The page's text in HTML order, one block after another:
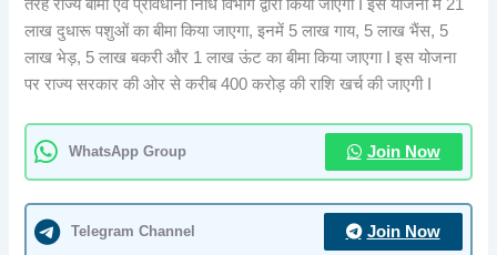
तरह राज्य बीमा एवं प्रावधानी निधि विभाग द्वारा किया जाएगा I इस योजना में 21
लाख दुधारू पशुओं का बीमा किया जाएगा, इनमें 5 लाख गाय, 5 लाख भैंस, 5
लाख भेड़, 5 लाख बकरी और 1 लाख ऊंट का बीमा किया जाएगा I इस योजना
पर राज्य सरकार की ओर से करीब 400 करोड़ की राशि खर्च की जाएगी I
WhatsApp Group Join Now
Telegram Channel Join Now